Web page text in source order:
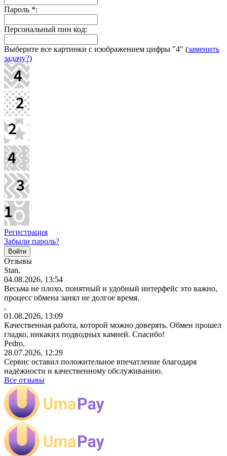
Пароль *:
Персональный пин код:
Выберите все картинки с изображением цифры "4" (заменить
задачу?)
Регистрация
Забыли пароль?
Отзывы
Stan,
04.08.2026, 13:54
Весьма не плохо, понятный и удобный интерфейс это важно,
процесс обмена занял не долгое время.
,
01.08.2026, 13:09
Качественная работа, которой можно доверять. Обмен прошел
гладко, никаких подводных камней. Спасибо!
Pedro,
28.07.2026, 12:29
Сервис оставил положительное впечатление благодаря
надёжности и качественному обслуживанию.
Все отзывы